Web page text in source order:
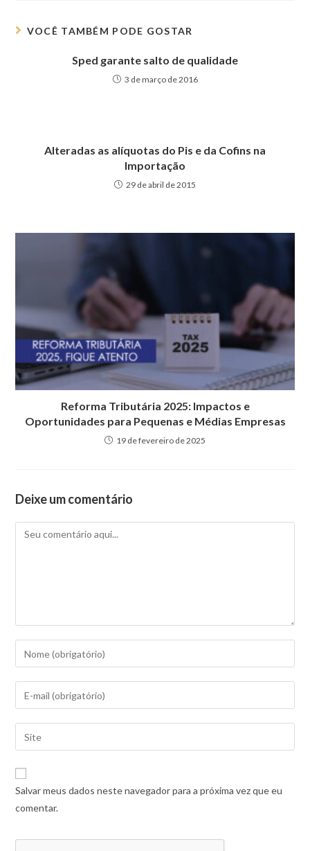
VOCÊ TAMBÉM PODE GOSTAR
Sped garante salto de qualidade
3 de março de 2016
Alteradas as alíquotas do Pis e da Cofins na
Importação
29 de abril de 2015
Reforma Tributária 2025: Impactos e
Oportunidades para Pequenas e Médias Empresas
19 de fevereiro de 2025
Deixe um comentário
Salvar meus dados neste navegador para a próxima vez que eu
comentar.